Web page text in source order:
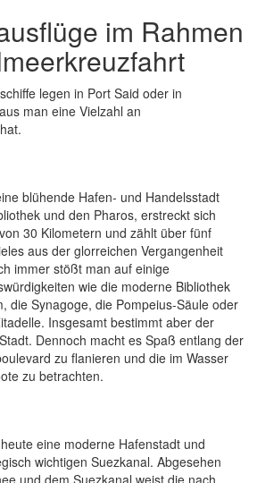
im Rahmen
legen in Port Said oder in
man eine Vielzahl an
blühende Hafen- und Handelsstadt
und den Pharos, erstreckt sich
30 Kilometern und zählt über fünf
aus der glorreichen Vergangenheit
immer stößt man auf einige
wie die moderne Bibliothek
die Synagoge, die Pompeius-Säule oder
Insgesamt bestimmt aber der
Dennoch macht es Spaß entlang der
zu flanieren und die im Wasser
zu betrachten.
eine moderne Hafenstadt und
wichtigen Suezkanal. Abgesehen